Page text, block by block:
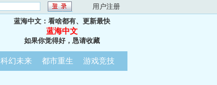
用户注册
蓝海中文：看啥都有、更新最快
蓝海中文
如果你觉得好，恳请收藏
科幻未来 都市重生 游戏竞技